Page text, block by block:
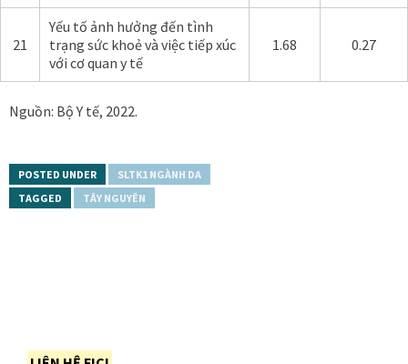
21
Yếu tố ảnh hưởng đến tình
trạng sức khoẻ và việc tiếp xúc
với cơ quan y tế
1.68 0.27
Nguồn: Bộ Y tế, 2022.
POSTED UNDER
SLTK1 NGÀNH DA
TAGGED
TÂY NGUYÊN